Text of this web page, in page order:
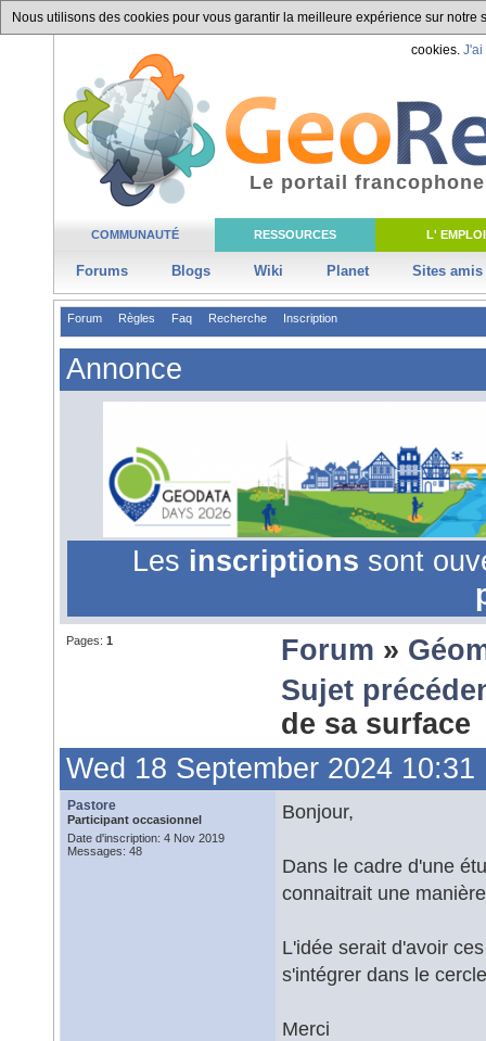
Nous utilisons des cookies pour vous garantir la meilleure expérience sur
cookies. J'ai
COMMUNAUTÉ RESSOURCES L' EMPLOI
Forums Blogs Wiki Planet Sites amis
Le portail
Forum Règles Faq Recherche Inscription
Annonce
Les inscriptions sont
Pages: 1 Forum »
Sujet
de sa
Wed 18 September 2024 10:31
Pastore
Participant occasionnel
Date d'inscription: 4 Nov 2019
Messages: 48
Bonjour,
Dans le cadre d'une
connaitrait une
L'idée serait d'avoir
s'intégrer dans le cercle
Merci